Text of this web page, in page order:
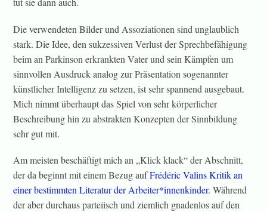
Die verwendeten Bilder und Assoziationen sind unglaublich
stark. Die Idee, den sukzessiven Verlust der Sprechbefähigung
beim an Parkinson erkrankten Vater und sein Kämpfen um
sinnvollen Ausdruck analog zur Präsentation sogenannter
künstlicher Intelligenz zu setzen, ist sehr spannend ausgebaut.
Mich nimmt überhaupt das Spiel von sehr körperlicher
Beschreibung hin zu abstrakten Konzepten der Sinnbildung
sehr gut mit.
Am meisten beschäftigt mich an „Klick klack“ der Abschnitt,
der da beginnt mit einem Bezug aufFrédéric Valins Kritik an
einer bestimmten Literatur der Arbeiter*innenkinder. Während
der aber durchaus parteiisch und ziemlich gnadenlos auf den